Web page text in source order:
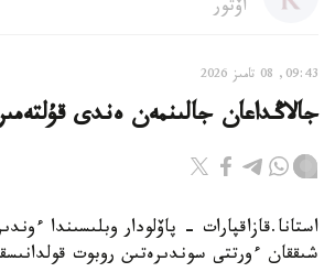
اۆتور
09:43, 08 تامىز 2026
جالاڭداعان جالىنمەن ەندى
استانا.قازاقپارات - پاۆلودار وبلىسىندا
شىققان ءورتتى سوندىرەتىن روبوت